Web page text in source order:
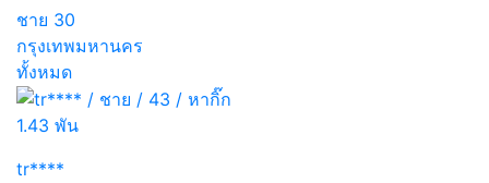
ชาย 30
กรุงเทพมหานคร
ทั้งหมด
1.43 พัน
tr****